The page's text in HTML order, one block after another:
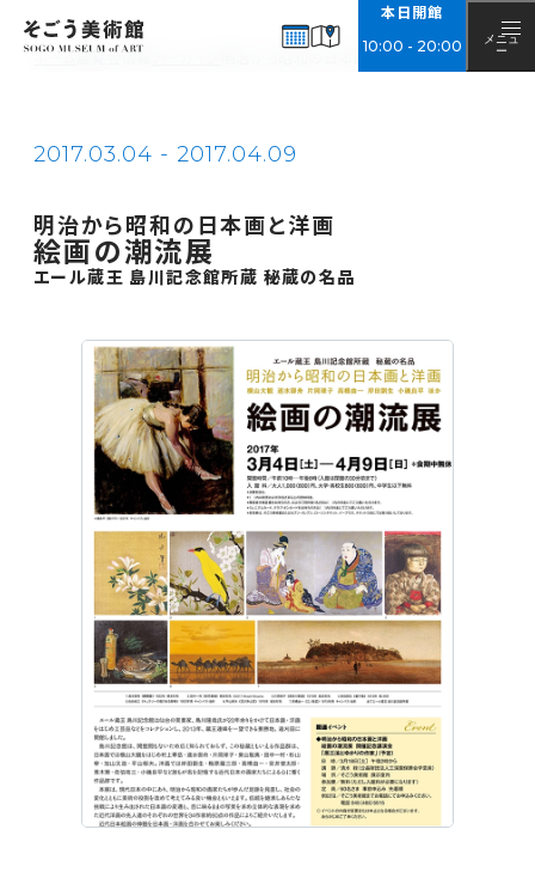
本日開館
10:00 - 20:00
メニュ
ー
EXHIBITIONS
展覧会情報
NEWS
ABOUT
そごう美術館について
チケット購入について
ご来館の際のお願い
ホーム展覧会情報 明治から昭和の日本画と洋画 絵画の潮流展
明治から昭和の日本画と洋画
絵画の潮流展
エール蔵王 島川記念館所蔵 秘蔵の名品
2017.03.04 - 2017.04.09